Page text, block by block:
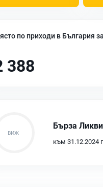
по приходи в България
388
Бърза
към 31.12.2024